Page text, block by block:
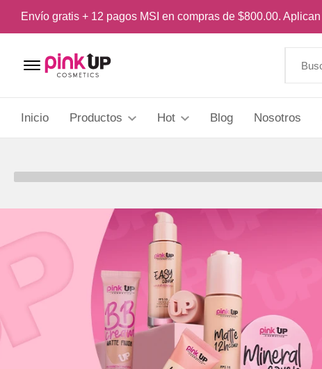
Envío gratis + 12 pagos MSI en compras de $800.00. Aplican
Menu Open
Inicio Productos Hot Blog Nosotros